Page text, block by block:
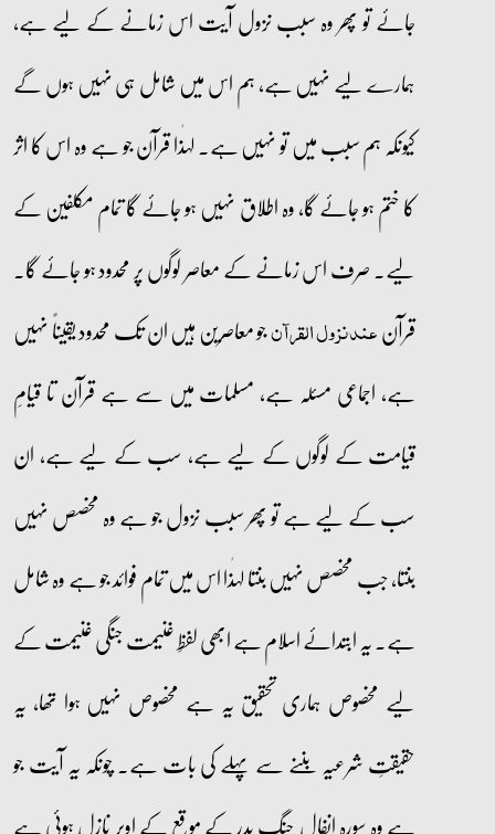
جائے تو پھر وہ سبب نزول آیت اس زمانے کے لیے ہے،
ہمارے لیے نہیں ہے، ہم اس میں شامل ہی نہیں ہوں گے
کیونکہ ہم سبب میں تو نہیں ہے۔ لہٰذا قرآن جو ہے وہ اس کا اثر
کا ختم ہو جائے گا، وہ اطلاق نہیں ہو جائے گا تمام مکلفین کے
لیے۔ صرف اس زمانے کے معاصر لوگوں پر محدود ہو جائے گا۔
قرآنعند نزول القرآنجو معاصرین ہیں ان تک محدود یقیناً نہیں
ہے، اجماعی مسئلہ ہے، مسلمات میں سے ہے قرآن تا قیامِ
قیامت کے لوگوں کے لیے ہے، سب کے لیے ہے، ان
سب کے لیے ہے تو پھر سبب نزول جو ہے وہ مخصص نہیں
بنتا، جب مخصص نہیں بنتا لہٰذا اس میں تمام فوائد جو ہے وہ شامل
ہے۔ یہ ابتدائے اسلام ہے ابھی لفظِ غنیمت جنگی غنیمت کے
لیے مخصوص ہماری تحقیق یہ ہے مخصوص نہیں ہوا تھا، یہ
حقیقتِ شرعیہ بننے سے پہلے کی بات ہے۔ چونکہ یہ آیت جو